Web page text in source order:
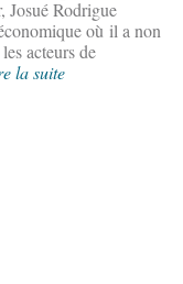
Josué Rodrigue
où il a non
acteurs de
la suite